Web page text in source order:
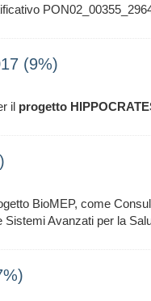
(9%)
il progetto
BioMEP, come
Avanzati per la